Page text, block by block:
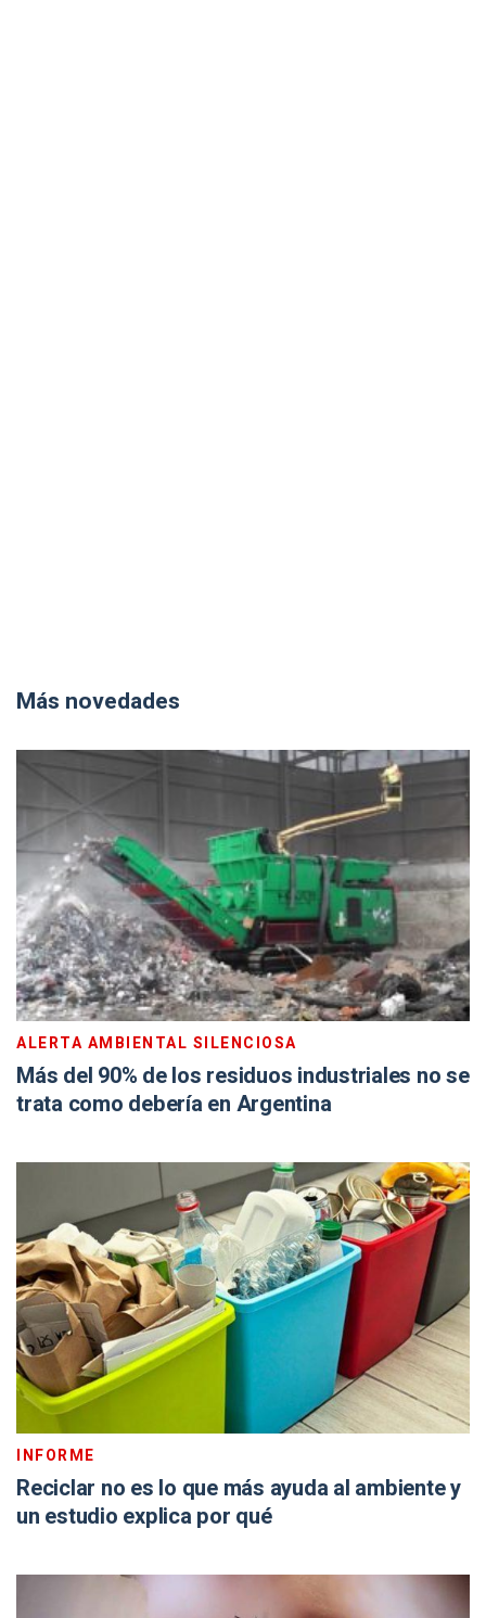
Más novedades
ALERTA AMBIENTAL SILENCIOSA
Más del 90% de los residuos industriales no se
trata como debería en Argentina
INFORME
Reciclar no es lo que más ayuda al ambiente y
un estudio explica por qué